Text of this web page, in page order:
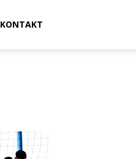
KONTAKT